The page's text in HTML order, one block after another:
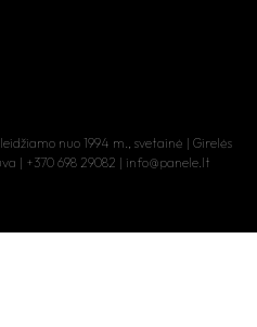
nuo 1994 m., svetainė | Girelės
| +370 698 29082 | info@panele.lt